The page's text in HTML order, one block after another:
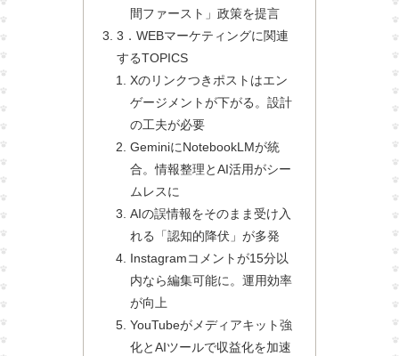
間ファースト」政策を提言
3．WEBマーケティングに関連
するTOPICS
Xのリンクつきポストはエン
ゲージメントが下がる。設計
の工夫が必要
GeminiにNotebookLMが統
合。情報整理とAI活用がシー
ムレスに
AIの誤情報をそのまま受け入
れる「認知的降伏」が多発
Instagramコメントが15分以
内なら編集可能に。運用効率
が向上
YouTubeがメディアキット強
化とAIツールで収益化を加速